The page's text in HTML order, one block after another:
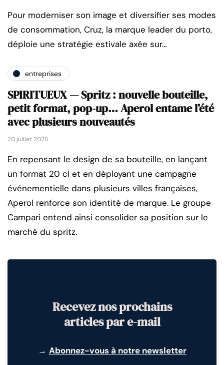
Pour moderniser son image et diversifier ses modes
de consommation, Cruz, la marque leader du porto,
déploie une stratégie estivale axée sur…
entreprises
SPIRITUEUX — Spritz : nouvelle bouteille,
petit format, pop-up… Aperol entame l’été
avec plusieurs nouveautés
20 juillet 2026
En repensant le design de sa bouteille, en lançant
un format 20 cl et en déployant une campagne
événementielle dans plusieurs villes françaises,
Aperol renforce son identité de marque. Le groupe
Campari entend ainsi consolider sa position sur le
marché du spritz.
Recevez nos prochains
articles par e-mail
→ Abonnez-vous à notre newsletter